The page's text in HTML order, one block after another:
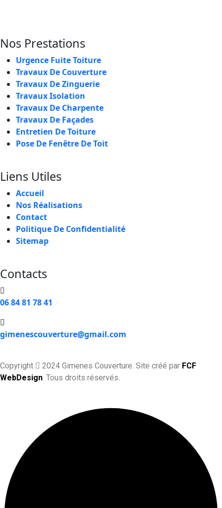
Nos Prestations
Urgence Fuite Toiture
Travaux De Couverture
Travaux De Zinguerie
Travaux Isolation
Travaux De Charpente
Travaux De Façades
Entretien De Toiture
Pose De Fenêtre De Toit
Liens Utiles
Accueil
Nos Réalisations
Contact
Politique De Confidentialité
Sitemap
Contacts
06 84 81 78 41
gimenescouverture@gmail.com
Copyright 2024 Gimenes Couverture. Site créé par FCF
WebDesign . Tous droits réservés.